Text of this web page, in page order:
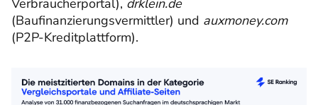
(Baufinanzierungsvermittler) und auxmoney.com
(P2P-Kreditplattform).